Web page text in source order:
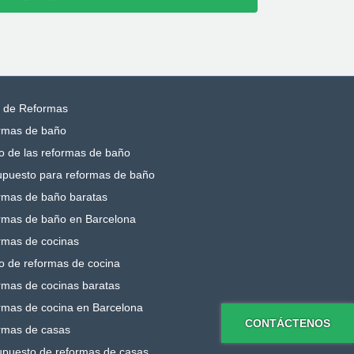
CONTÁCTENOS
de Reformas
de baño
de las reformas de baño
para reformas de baño
de baño baratas
de baño en Barcelona
de cocinas
de reformas de cocina
de cocinas baratas
de cocina en Barcelona
de casas